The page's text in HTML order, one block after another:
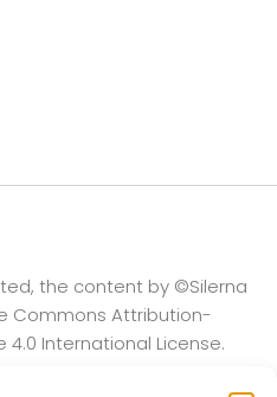
the content by ©Silerna
Commons Attribution-
4.0 International License.